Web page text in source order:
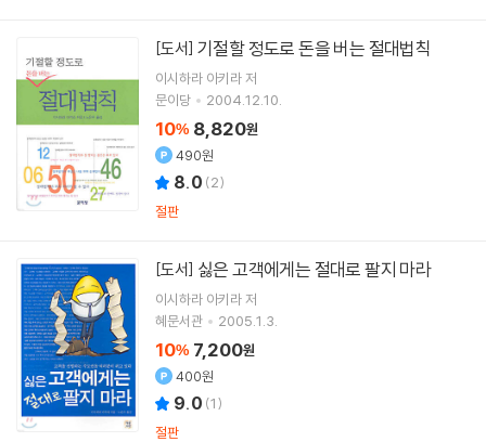
[도서] 기절할 정도로 돈을 버는 절대법칙
이시하라 아키라저
문이당
2004.12.10.
10% 8,820원
490원
8.0 (2)
절판
[도서] 싫은 고객에게는 절대로 팔지 마라
이시하라 아키라저
혜문서관
2005.1.3.
10% 7,200원
400원
9.0 (1)
절판